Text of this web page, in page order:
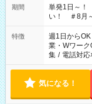
期間
単発1日～！
い！ ＃8月
特徴 週1日からOK
業・Wワーク
集 / 電話対応
気になる！